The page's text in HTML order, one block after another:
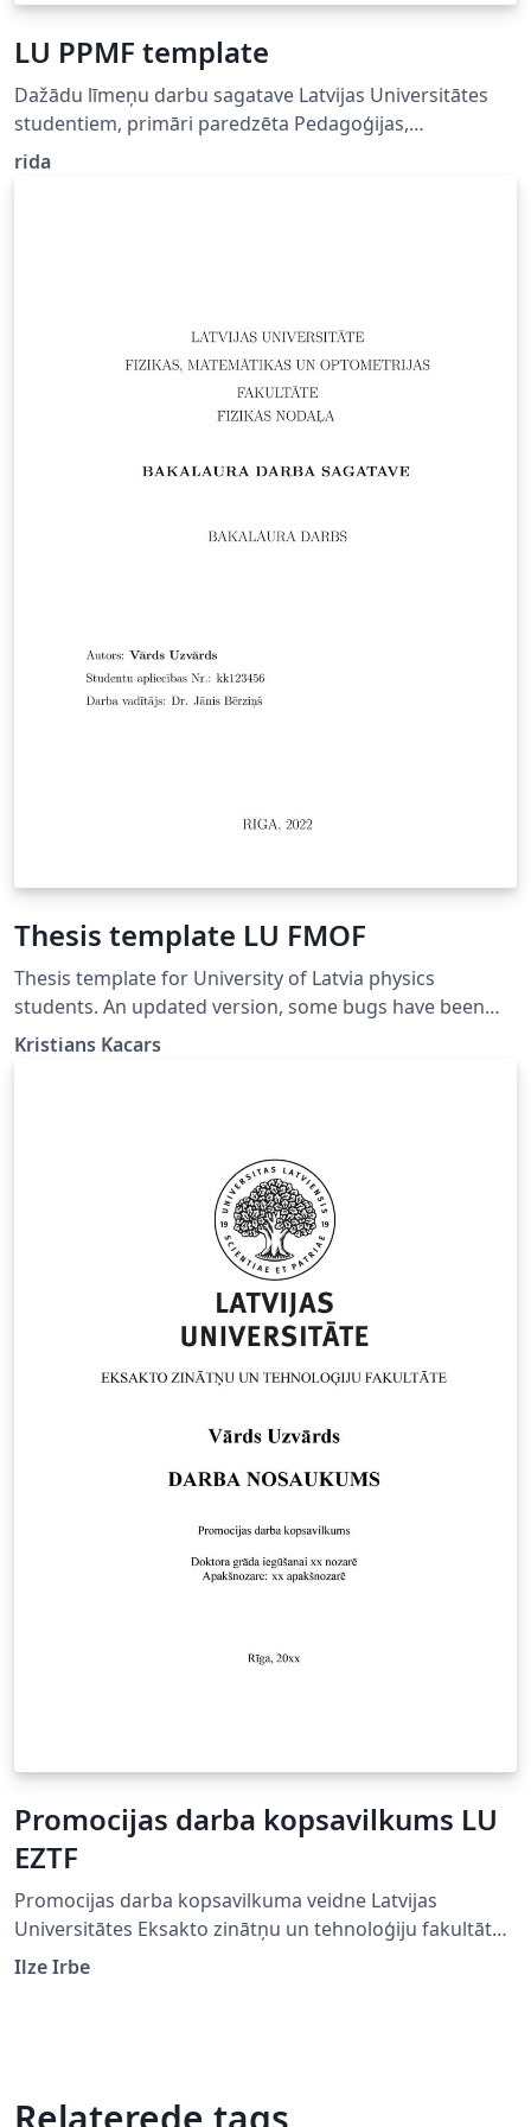
LU PPMF template
Dažādu līmeņu darbu sagatave Latvijas Universitātes
studentiem, primāri paredzēta Pedagoģijas,
psiholoģijas un mākslas fakultātē studējošajiem. Thesis
rida
Thesis template LU FMOF
Thesis template for University of Latvia physics
students. An updated version, some bugs have been
fixed.
Kristians Kacars
Promocijas darba kopsavilkums LU
EZTF
Promocijas darba kopsavilkuma veidne Latvijas
Universitātes Eksakto zinātņu un tehnoloģiju fakultātei.
Latvijas Universitātes promocijas darbu kopsavilkumu
adasanas_un_noformesanas_noteikumiem_1-201-
Ilze Irbe